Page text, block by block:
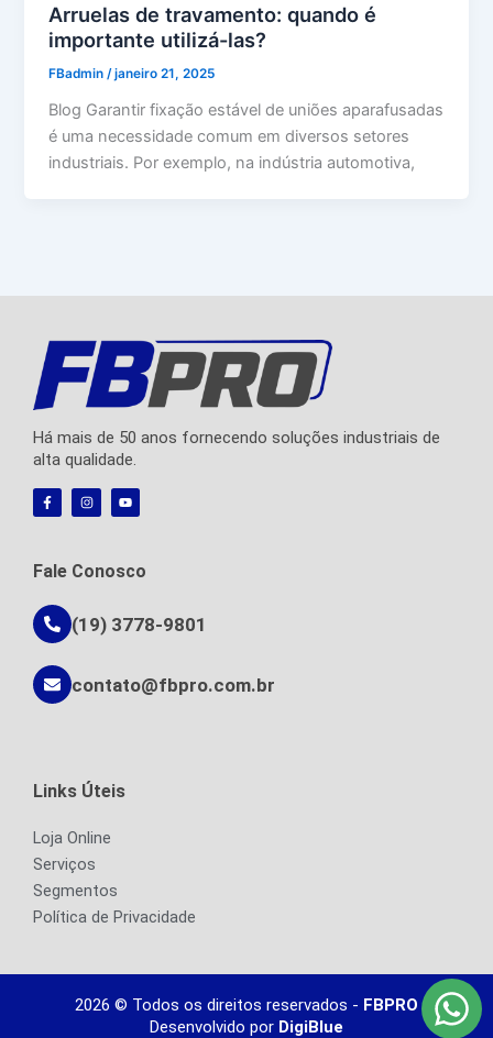
Arruelas de travamento: quando é
importante utilizá-las?
FBadmin /janeiro 21, 2025
Blog Garantir fixação estável de uniões aparafusadas
é uma necessidade comum em diversos setores
industriais. Por exemplo, na indústria automotiva,
Há mais de 50 anos fornecendo soluções industriais de
alta qualidade.
F
a
c
o
f
I
n
s
r
Y
o
u
e
Fale Conosco
(19) 3778-9801
contato@fbpro.com.br
Links Úteis
Loja Online
Serviços
Segmentos
Política de Privacidade
2026 © Todos os direitos reservados - FBPRO
Desenvolvido por DigiBlue